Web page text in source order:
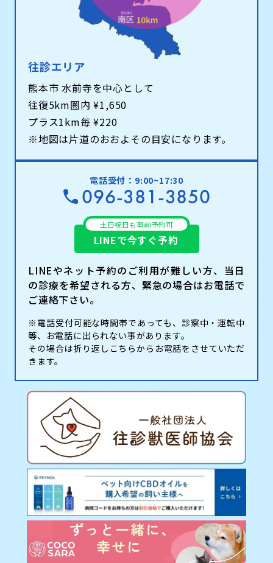
往診エリア
熊本市 水前寺を中心として
往復5km圏内 ¥1,650
プラス1km毎 ¥220
※地図は片道のおおよその目安になります。
電話受付：9:00~17:30
096-381-3850
LINEで今すぐ予約
土日祝日も事前予約可
LINEやネット予約のご利用が難しい方、当日
の診療を希望される方、緊急の場合はお電話で
ご連絡下さい。
※電話受付可能な時間帯であっても、診察中・運転中
等、お電話に出られない事があります。
その場合は折り返しこちらからお電話をさせていただ
きます。